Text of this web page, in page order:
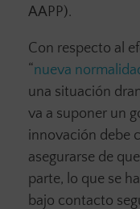
AAPP).
Con respecto al
“nueva
una situación
va a suponer un
innovación debe
asegurarse de
parte, lo que se
bajo contacto